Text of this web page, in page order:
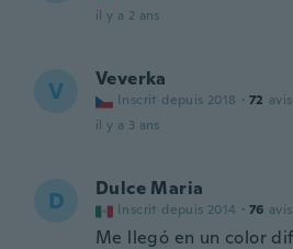
il y a 2 ans
V Veverka
Inscrit depuis 2018 · 72 avis
il y a 3 ans
D Dulce Maria
Inscrit depuis 2014 · 76 avis
Me llegó en un color